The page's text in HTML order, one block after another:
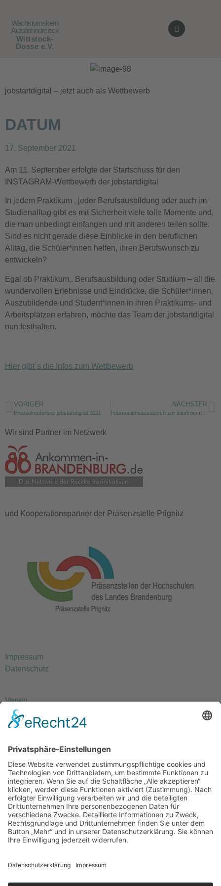
Wachstumskern
Autobahndreieck
Wittstock-
Dosse e.V.
jobstartdigital – jetzt auch als Wettbewerb
DATUM
17. September 2021
Am 11. September erfolgte der Startschuss für den
INSTAGRAM-Wettbewerb der jobstartdigital
In jedem Praktikum , jeder Berufsausbildung oder auch im
Studienalltag gibt es mit Sicherheit viele tolle Momente und,
die man unbedingt einfangen und mit anderen teilen sollte.
Sind es nicht gerade diese Einblicke in den beruflichen
Alltag, die Schüler*innen helfen, ihren Berufswunsch zu
entwickeln?
Egal ob Praktikum,. Berufsausbildung oder Studium – all die
wundervollen Erlebnisse und Eindrücke, die Schüler*innen,
Auszubildende und Student*innen in ihren Praktikums- und
Arbeitsplätzen erfahren, möchte das Team der jobstartdigital
nun festhalten.
Hier gibt´s die Infos zum Wettbewerb
VORIGER
Pressekonferenz jobstartdigital 2021
NÄCHSTER
Informationsaustausch zur interkommunalen Zusammenarbeit
Nordwestbrandenburg
c/o Wachstumskern Autobahndreieck
Wittstock/Dosse e. V.
Meyenburger Tor 5
16928 Pritzwalk
Verein
Jobstartmesse
Projekte
Impressum
Datenschutz
Wir sind Partner im Netzwerk
und Kooperationspartner der Präsenzstelle Prignitz
© Wachstumskern Autobahndreieck Wittstock/Dosse e.V.